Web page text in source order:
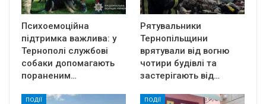
Психоемоційна
підтримка важлива: у
Тернополі службові
собаки допомагають
пораненим…
Рятувальники
Тернопільщини
врятували від вогню
чотири будівлі та
застерігають від…
ПОДІЇ ПОДІЇ